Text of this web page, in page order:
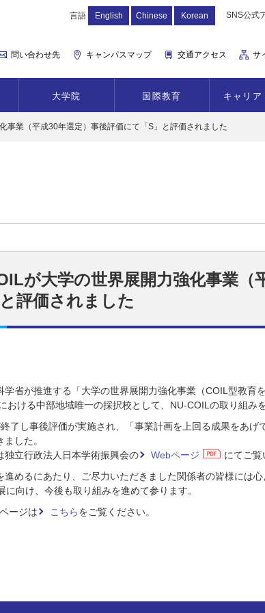
SNS公式
問い合わせ先 キャンパスマップ 交通アクセス サ
大学院 国際教育 キャリア
言語 English Chinese Korean
事業（平成30年選定）事後評価にて「S」と評価されました
が大学の世界展開力強化事業（
と評価されました
学省が推進する「大学の世界展開力強化事業（COIL型教育
おける中部地域唯一の採択校として、NU-COILの取り組み
了し事後評価が実施され、「事業計画を上回る成果をあ
した。
独立行政法人日本学術振興会の
Webページ
にてご覧
進めるにあたり、ご尽力いただきました関係者の皆様には心
に向け、今後も取り組みを進めて参ります。
ージは
こちらをご覧ください。